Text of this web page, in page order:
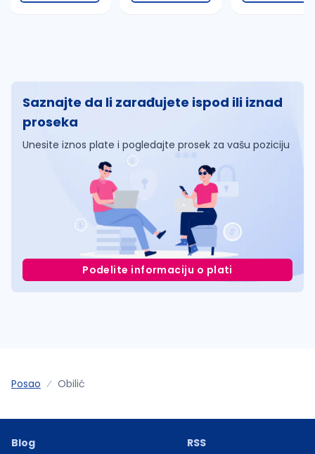
Saznajte da li zarađujete ispod ili iznad
proseka
Unesite iznos plate i pogledajte prosek za vašu poziciju
Podelite informaciju o plati
Posao Obilić
Blog
RSS